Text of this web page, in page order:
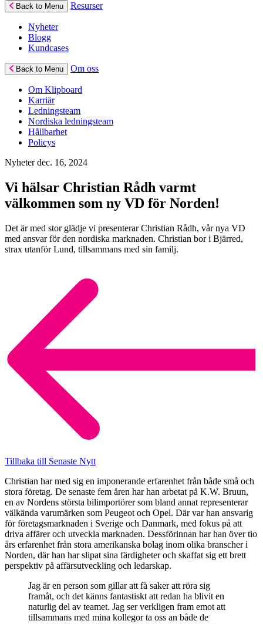
Back to Menu Resurser
Nyheter
Blogg
Kundcases
Back to Menu Om oss
Om Klipboard
Karriär
Ledningsteam
Nordiska ledningsteam
Hållbarhet
Policys
Nyheterdec. 16, 2024
Vi hälsar Christian Rådh varmt
välkommen som ny VD för Norden!
Det är med stor glädje vi presenterar Christian Rådh, vår nya VD
med ansvar för den nordiska marknaden. Christian bor i Bjärred,
strax utanför Lund, tillsammans med sin familj.
Tillbaka till Senaste Nytt
Christian har med sig en imponerande erfarenhet från både små och
stora företag. De senaste fem åren har han arbetat på K.W. Bruun,
en av Nordens största bilimportörer som bland annat representerar
välkända varumärken som Peugeot och Opel. Där var han ansvarig
för företagsmarknaden i Sverige och Danmark, med fokus på att
driva affärer och utveckla marknaden. Dessförinnan har han över tio
års erfarenhet från stora amerikanska bolag inom olika branscher i
Norden, där han har slipat sina färdigheter och skaffat sig ett brett
perspektiv på affärsutveckling och ledarskap.
Jag är en person som gillar att få saker att röra sig
framåt, och det känns fantastiskt att redan ha blivit en
naturlig del av teamet. Jag ser verkligen fram emot att
tillsammans med mina kollegor ta oss an både de